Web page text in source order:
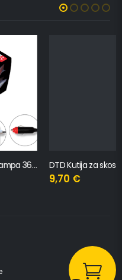
Kutija za skosavice L